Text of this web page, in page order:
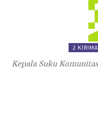
2
Kepala Suku